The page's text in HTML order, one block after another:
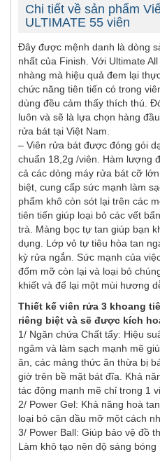
Chi tiết về sản phẩm
ULTIMATE 55 viên
Đây được mệnh danh là dòng
nhất của Finish. Với Ultimate
nhàng mà hiệu quả đem lại
chức năng tiên tiến có trong
dùng đều cảm thấy thích thú.
luôn và sẽ là lựa chọn hàng
rửa bát tại Việt Nam.
– Viên rửa bát được đóng gói
chuẩn 18,2g /viên. Hàm lượng
cả các dòng máy rửa bát cỡ
biệt, cung cấp sức mạnh làm
phẩm khô còn sót lại trên các
tiên tiến giúp loại bỏ các vết
trà. Màng bọc tự tan giúp bạn
dụng. Lớp vỏ tự tiêu hòa tan
kỳ rửa ngắn. Sức mạnh của
đốm mỡ còn lại và loại bỏ
khiết và để lại một mùi hương
Thiết kế viên rửa 3 khoang
riêng biệt và sẽ được kích
1/ Ngăn chứa Chất tẩy: Hiệu
ngâm và làm sạch mạnh mẽ
ăn, các mảng thức ăn thừa bị
giờ trên bề mặt bát đĩa. Khả
tác động mạnh mẽ chỉ trong 1
2/ Power Gel: Khả năng hoà
loại bỏ cặn dầu mỡ một cách
3/ Power Ball: Giúp bảo vệ đồ
Làm khô tạo nên độ sáng bóng